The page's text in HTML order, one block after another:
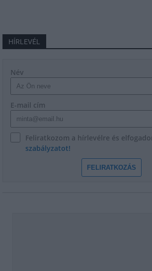
HÍRLEVÉL
Név
E-mail cím
Feliratkozom a hírlevélre és
szabályzatot!
FELIRATKOZÁS